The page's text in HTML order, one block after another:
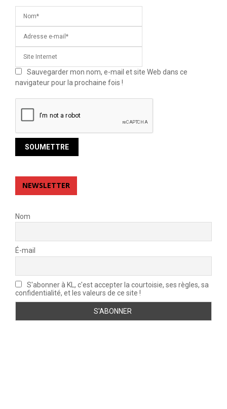
Sauvegarder mon nom, e-mail et site Web dans ce
navigateur pour la prochaine fois !
NEWSLETTER
Nom
É-mail
S'abonner à KL, c'est accepter la courtoisie, ses règles, sa
confidentialité, et les valeurs de ce site !